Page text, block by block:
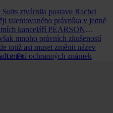
ztvárnila postavu Rachel
talentovaného právníka v jedné
kanceláří PEARSON
mnoho právních zkušeností
totiž asi muset změnit název
ochranných známek
12:19